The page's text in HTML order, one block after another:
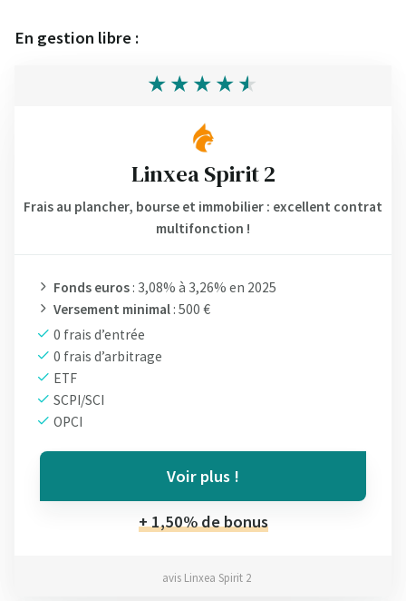
En gestion libre :
Linxea Spirit 2
Frais au plancher, bourse et immobilier : excellent contrat
multifonction !
Fonds euros : 3,08% à 3,26% en 2025
Versement minimal : 500 €
0 frais d’entrée
0 frais d’arbitrage
ETF
SCPI/SCI
OPCI
Voir plus !
+ 1,50% de bonus
avis Linxea Spirit 2